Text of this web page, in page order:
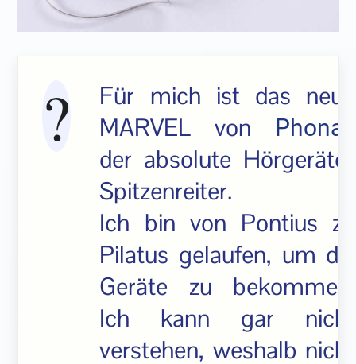
Für mich ist das neue
MARVEL von
Phonak
der absolute Hörgeräte-
Spitzenreiter.
Ich bin von Pontius zu
Pilatus gelaufen, um die
Geräte zu bekommen.
Ich kann gar nicht
verstehen, weshalb nicht